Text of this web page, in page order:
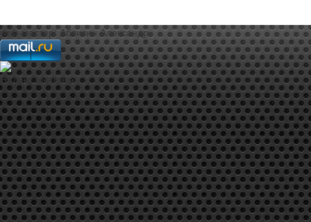
web-мастер:Аблизин Александр